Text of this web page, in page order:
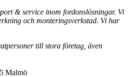
& service inom fordonslösningar. Vi
och monteringsverkstad. Vi har
till stora företag, även
Malmö